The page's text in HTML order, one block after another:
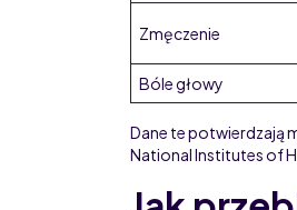
Zmęczenie
Bóle głowy
Dane te potwierdzają
National Institutes of